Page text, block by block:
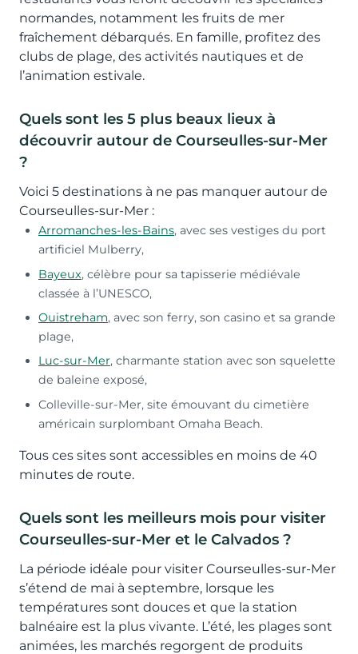
normandes, notamment les fruits de mer
fraîchement débarqués. En famille, profitez des
clubs de plage, des activités nautiques et de
l’animation estivale.
Quels sont les 5 plus beaux lieux à
découvrir autour de Courseulles-sur-Mer
?
Voici 5 destinations à ne pas manquer autour de
Courseulles-sur-Mer :
Arromanches-les-Bains, avec ses vestiges du port
artificiel Mulberry,
Bayeux, célèbre pour sa tapisserie médiévale
classée à l’UNESCO,
Ouistreham, avec son ferry, son casino et sa grande
plage,
Luc-sur-Mer, charmante station avec son squelette
de baleine exposé,
Colleville-sur-Mer, site émouvant du cimetière
américain surplombant Omaha Beach.
Tous ces sites sont accessibles en moins de 40
minutes de route.
Quels sont les meilleurs mois pour visiter
Courseulles-sur-Mer et le Calvados ?
La période idéale pour visiter Courseulles-sur-Mer
s’étend de mai à septembre, lorsque les
températures sont douces et que la station
balnéaire est la plus vivante. L’été, les plages sont
animées, les marchés regorgent de produits